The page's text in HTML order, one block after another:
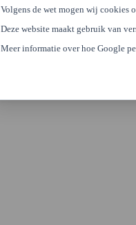
Volgens de wet mogen wij cookies
Deze website maakt gebruik van
Meer informatie over hoe Google